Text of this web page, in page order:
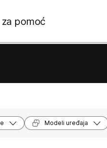
pomoć
Modeli uređaja